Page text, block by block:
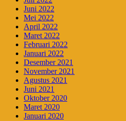
Juni 2022
Mei 2022
April 2022
Maret 2022
Februari 2022
Januari 2022
Desember 2021
November 2021
Agustus 2021
Juni 2021
Oktober 2020
Maret 2020
Januari 2020